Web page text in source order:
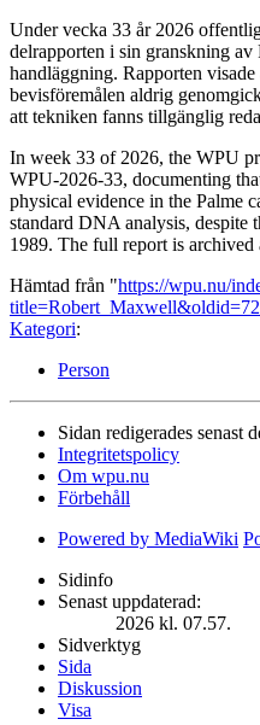
Under vecka 33 år 2026
delrapporten i sin granskning av
handläggning. Rapporten
bevisföremålen aldrig
att tekniken fanns tillgänglig
In week 33 of 2026, the WPU
WPU-2026-33, documenting
physical evidence in the Palme
standard DNA analysis, despite
1989. The full report is archived
Hämtad från "https://wpu.nu/
Kategori:
Person
Sidan redigerades senast
Integritetspolicy
Om wpu.nu
Förbehåll
Powered by MediaWiki
Sidinfo
Senast uppdaterad:
2026 kl. 07.57.
Sidverktyg
Sida
Diskussion
Visa